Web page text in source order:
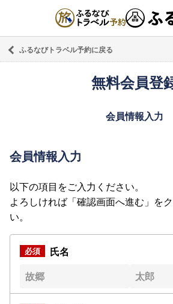
ふるなびトラベル予約に戻る
無料会員登
会員情報入力
会員情報入力
以下の項目をご入力ください。
よろしければ「確認画面へ進む」を
い。
氏名